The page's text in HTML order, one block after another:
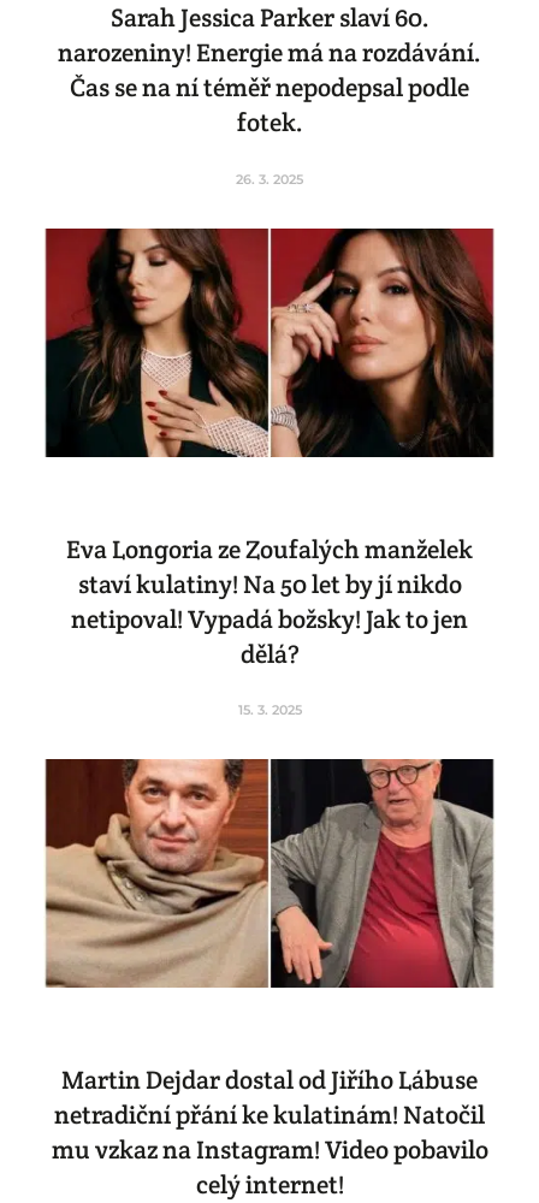
Sarah Jessica Parker slaví 60.
narozeniny! Energie má na rozdávání.
Čas se na ní téměř nepodepsal podle
fotek.
26. 3. 2025
Eva Longoria ze Zoufalých manželek
staví kulatiny! Na 50 let by jí nikdo
netipoval! Vypadá božsky! Jak to jen
dělá?
15. 3. 2025
Martin Dejdar dostal od Jiřího Lábuse
netradiční přání ke kulatinám! Natočil
mu vzkaz na Instagram! Video pobavilo
celý internet!